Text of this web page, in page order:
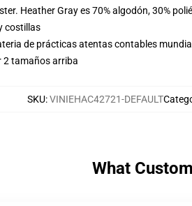
Heather Gray es 70% algodón, 30%
costillas
de prácticas atentas contables
2 tamaños arriba
SKU:VINIEHAC42721-DEFAULT
What